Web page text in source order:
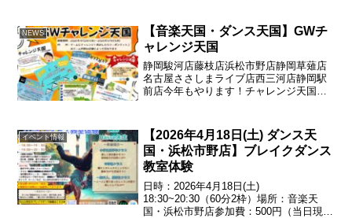
場合… 1,936円 → 1...
NEWS
【音楽天国・ダンス天国】GWチ
ャレンジ天国
静岡駿河店藤枝店浜松市野店静岡草薙店
名古屋ささしまライブ店西三河店静岡駅
前店今年もやります！チャレンジ天国！
て異なります期間：
2026.04.29(水)~2026...
イベント情報
【2026年4月18日(土) ダンス天
国・浜松市野店】ブレイクダンス
教室体験
日時：2026年4月18日(土)
18:30~20:30（60分2枠）場所：音楽天
国・浜松市野店参加費：500円（当日現金